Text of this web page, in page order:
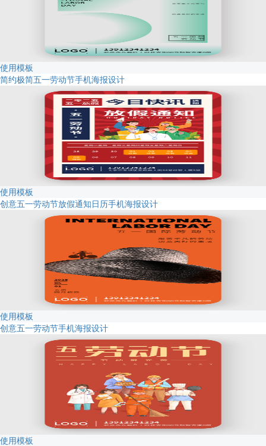
使用模板
简约极简五一劳动节手机海报设计
使用模板
创意五一劳动节放假通知日历手机海报设计
使用模板
创意五一劳动节手机海报设计
使用模板